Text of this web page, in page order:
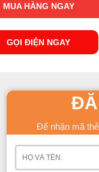
MUA HÀNG NGAY
GỌI ĐIỆN NGAY
Để nhận mã thẻ